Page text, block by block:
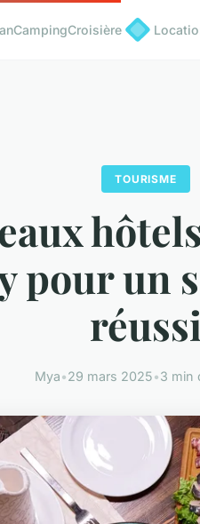
CampingCroisière
TOURISME
pour un
réussi
Mya•29 mars 2025•3 min